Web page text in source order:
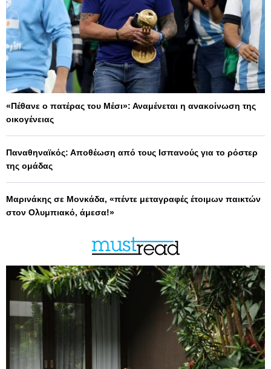
«Πέθανε ο πατέρας του Μέσι»: Αναμένεται η ανακοίνωση της
οικογένειας
Παναθηναϊκός: Αποθέωση από τους Ισπανούς για το ρόστερ
της ομάδας
Μαρινάκης σε Μονκάδα, «πέντε μεταγραφές έτοιμων παικτών
στον Ολυμπιακό, άμεσα!»